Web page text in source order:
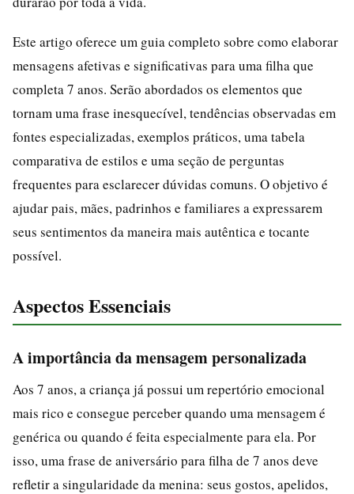
Este artigo oferece um guia completo sobre como elaborar
mensagens afetivas e significativas para uma filha que
completa 7 anos. Serão abordados os elementos que
tornam uma frase inesquecível, tendências observadas em
fontes especializadas, exemplos práticos, uma tabela
comparativa de estilos e uma seção de perguntas
frequentes para esclarecer dúvidas comuns. O objetivo é
ajudar pais, mães, padrinhos e familiares a expressarem
seus sentimentos da maneira mais autêntica e tocante
possível.
Aspectos Essenciais
A importância da mensagem personalizada
Aos 7 anos, a criança já possui um repertório emocional
mais rico e consegue perceber quando uma mensagem é
genérica ou quando é feita especialmente para ela. Por
isso, uma frase de aniversário para filha de 7 anos deve
refletir a singularidade da menina: seus gostos, apelidos,